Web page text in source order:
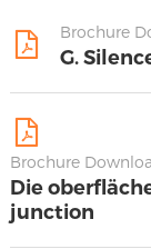
Brochure
G.
Brochure
Die
junction